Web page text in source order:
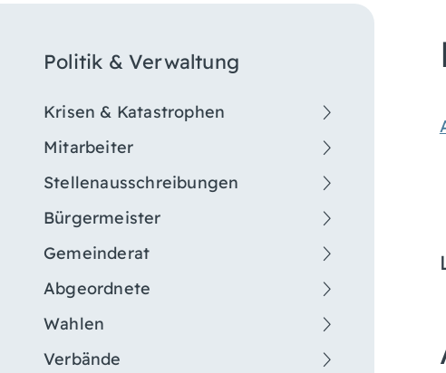
Politik & Verwaltung
Krisen & Katastrophen
Mitarbeiter
Stellenausschreibungen
Bürgermeister
Gemeinderat
Abgeordnete
Wahlen
Verbände